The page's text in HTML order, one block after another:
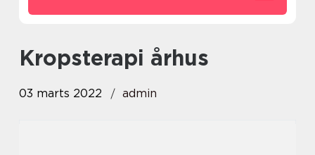
kropsterapi århus
03 marts 2022 admin